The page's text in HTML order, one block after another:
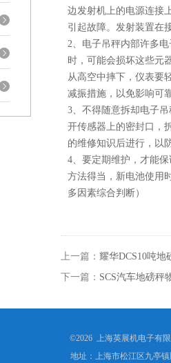
边发射机上的电源连接
引起故障。发射装置在
2、电子吊秤内部许多
时，可能会损坏这些元
从高空中摔下，仪表要
减振措施，以免影响可
3、不得随意拆却电子
开传感器上的密封口，
的维修知识后进行，以
4、要定期维护，才能
方法得当，新电池使用
多因素综合判断）
上一篇： 耀华DCS10吨地
下一篇： SCS汽车地磅秤
©2026 上海英展机电子有
地址：上海市松江区九亭镇